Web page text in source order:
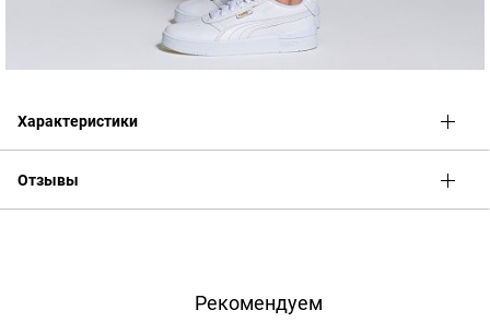
Характеристики
Отзывы
Рекомендуем